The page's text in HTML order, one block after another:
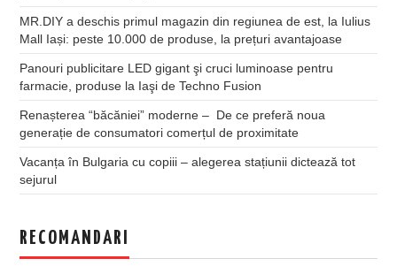
MR.DIY a deschis primul magazin din regiunea de est, la Iulius
Mall Iași: peste 10.000 de produse, la prețuri avantajoase
Panouri publicitare LED gigant şi cruci luminoase pentru
farmacie, produse la Iaşi de Techno Fusion
Renașterea “băcăniei” moderne – De ce preferă noua
generație de consumatori comerțul de proximitate
Vacanța în Bulgaria cu copiii – alegerea stațiunii dictează tot
sejurul
RECOMANDARI